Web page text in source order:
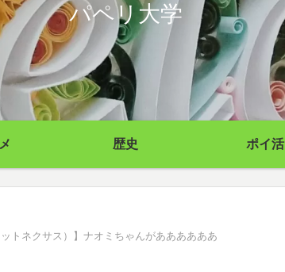
パペリ大学
歴史 ポイ活
トネクサス）】ナオミちゃんがああああああ